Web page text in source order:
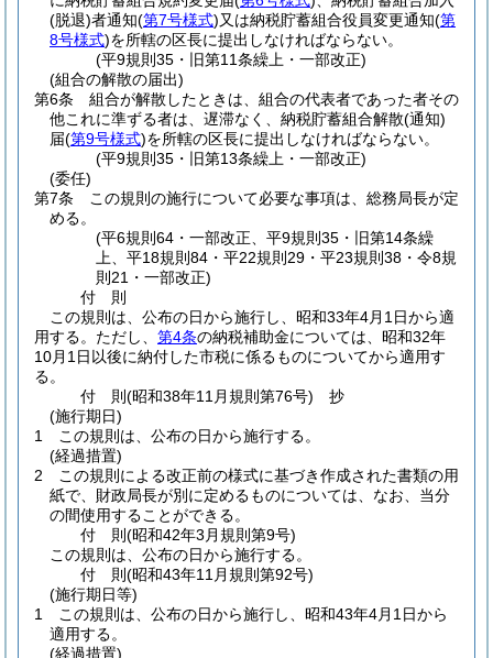
(脱退)者通知(第7号様式)又は納税貯蓄組合役員変更通知(第
8号様式)を所轄の区長に提出しなければならない。
(平9規則35・旧第11条繰上・一部改正)
(組合の解散の届出)
第6条
組合が解散したときは、組合の代表者であった者その
他これに準ずる者は、遅滞なく、納税貯蓄組合解散(通知)
届(第9号様式)を所轄の区長に提出しなければならない。
(平9規則35・旧第13条繰上・一部改正)
(委任)
第7条
この規則の施行について必要な事項は、総務局長が定
める。
(平6規則64・一部改正、平9規則35・旧第14条繰
上、平18規則84・平22規則29・平23規則38・令8規
則21・一部改正)
付 則
この規則は、公布の日から施行し、昭和33年4月1日から適
用する。 ただし、 第4条の納税補助金については、昭和32年
10月1日以後に納付した市税に係るものについてから適用す
る。
付 則(昭和38年11月規則第76号) 抄
(施行期日)
1
この規則は、公布の日から施行する。
(経過措置)
2
この規則による改正前の様式に基づき作成された書類の用
紙で、財政局長が別に定めるものについては、なお、当分
の間使用することができる。
付 則(昭和42年3月規則第9号)
この規則は、公布の日から施行する。
付 則(昭和43年11月規則第92号)
(施行期日等)
1
この規則は、公布の日から施行し、昭和43年4月1日から
適用する。
(経過措置)